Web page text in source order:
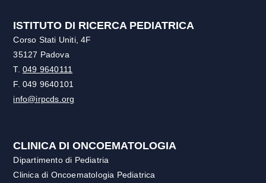
ISTITUTO DI RICERCA PEDIATRICA
Corso Stati Uniti, 4F
35127 Padova
T. 049 9640111
F. 049 9640101
info@irpcds.org
CLINICA DI ONCOEMATOLOGIA
Dipartimento di Pediatria
Clinica di Oncoematologia Pediatrica